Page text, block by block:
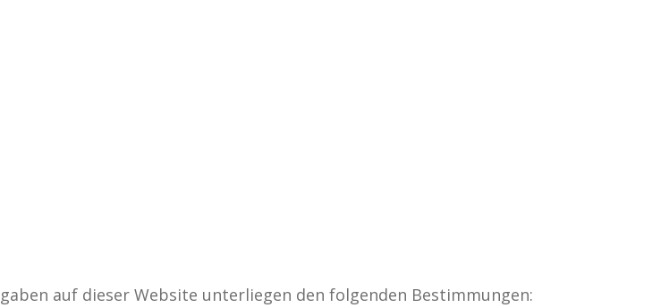
auf dieser Website unterliegen den folgenden Bestimmungen: